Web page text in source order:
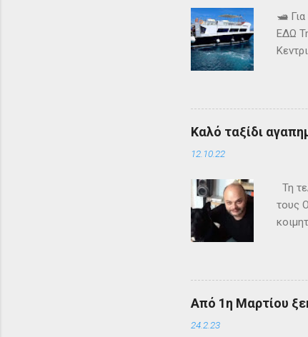
🛥️ Για
ΕΔΩ
Καλό ταξίδι
12.10.22
Τη
τους
Από 1η Μαρτίου
24.2.23